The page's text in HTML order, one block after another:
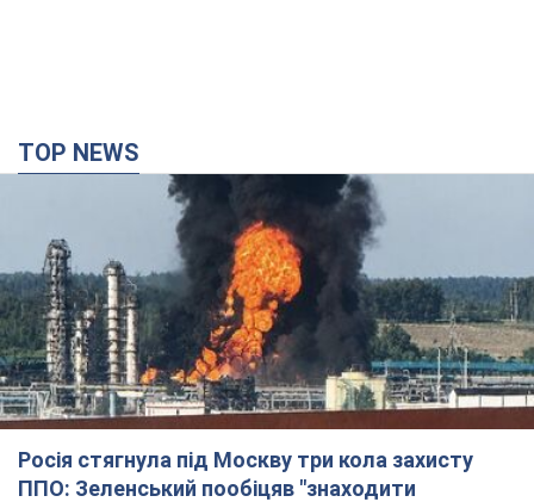
TOP NEWS
Росія стягнула під Москву три кола захисту
ППО: Зеленський пообіцяв "знаходити